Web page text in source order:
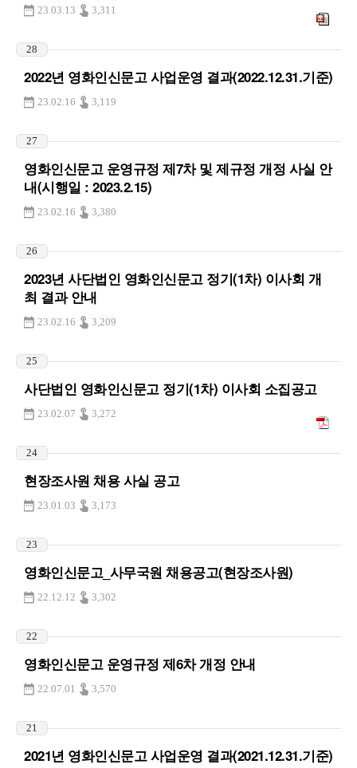
23.03.13 3,311
28
2022년 영화인신문고 사업운영 결과(2022.12.31.기준)
23.02.16 3,119
27
영화인신문고 운영규정 제7차 및 제규정 개정 사실 안
내(시행일 : 2023.2.15)
23.02.16 3,380
26
2023년 사단법인 영화인신문고 정기(1차) 이사회 개
최 결과 안내
23.02.16 3,209
25
사단법인 영화인신문고 정기(1차) 이사회 소집공고
23.02.07 3,272
24
현장조사원 채용 사실 공고
23.01.03 3,173
23
영화인신문고_사무국원 채용공고(현장조사원)
22.12.12 3,302
22
영화인신문고 운영규정 제6차 개정 안내
22.07.01 3,570
21
2021년 영화인신문고 사업운영 결과(2021.12.31.기준)